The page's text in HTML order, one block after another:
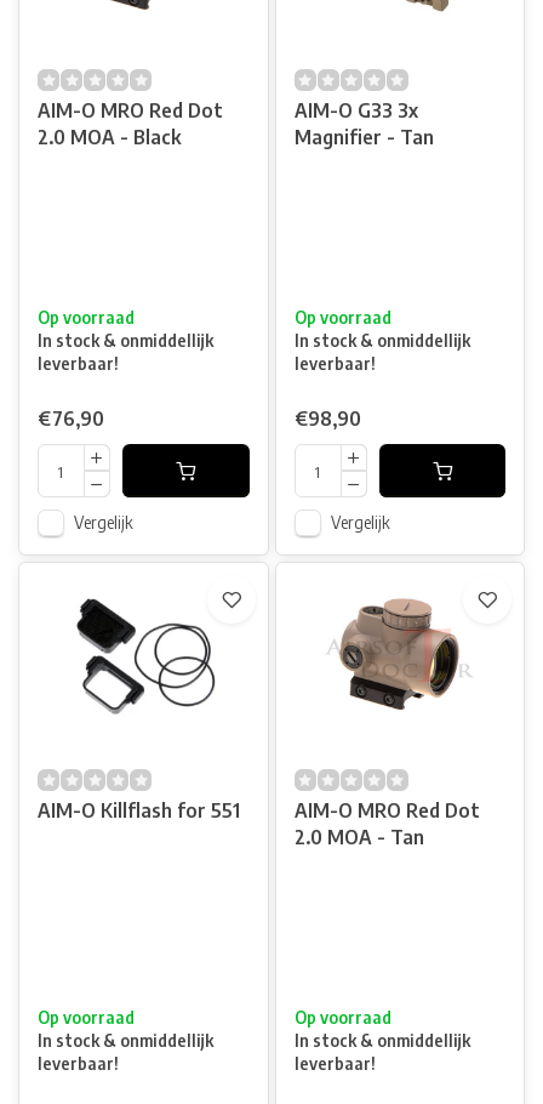
AIM-O MRO Red Dot
2.0 MOA - Black
Op voorraad
In stock & onmiddellijk
leverbaar!
€76,90
Vergelijk
AIM-O G33 3x
Magnifier - Tan
Op voorraad
In stock & onmiddellijk
leverbaar!
€98,90
Vergelijk
AIM-O Killflash for 551
Op voorraad
In stock & onmiddellijk
leverbaar!
AIM-O MRO Red Dot
2.0 MOA - Tan
Op voorraad
In stock & onmiddellijk
leverbaar!